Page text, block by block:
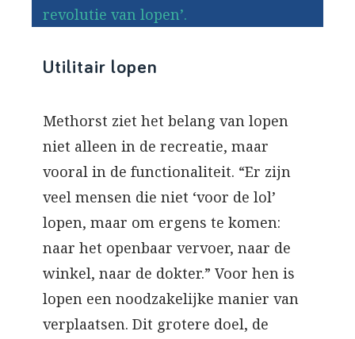
revolutie van lopen’.
Utilitair lopen
Methorst ziet het belang van lopen
niet alleen in de recreatie, maar
vooral in de functionaliteit. “Er zijn
veel mensen die niet ‘voor de lol’
lopen, maar om ergens te komen:
naar het openbaar vervoer, naar de
winkel, naar de dokter.” Voor hen is
lopen een noodzakelijke manier van
verplaatsen. Dit grotere doel, de